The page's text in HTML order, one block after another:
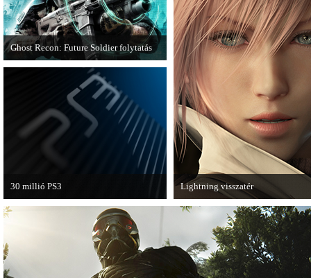
Ghost Recon: Future Soldier folytatás
Több jel is utal arra, hogy készülőben
van a Ghost Recon: Future Soldier
következő epizódja.
Lightning visszatér
Megjött a Lightning Returns:
Fantasy XIII című játék első
videója.
30 millió PS3
A PAL régióban a PS3 átlépte a 30
milliós eladott darabszámot.